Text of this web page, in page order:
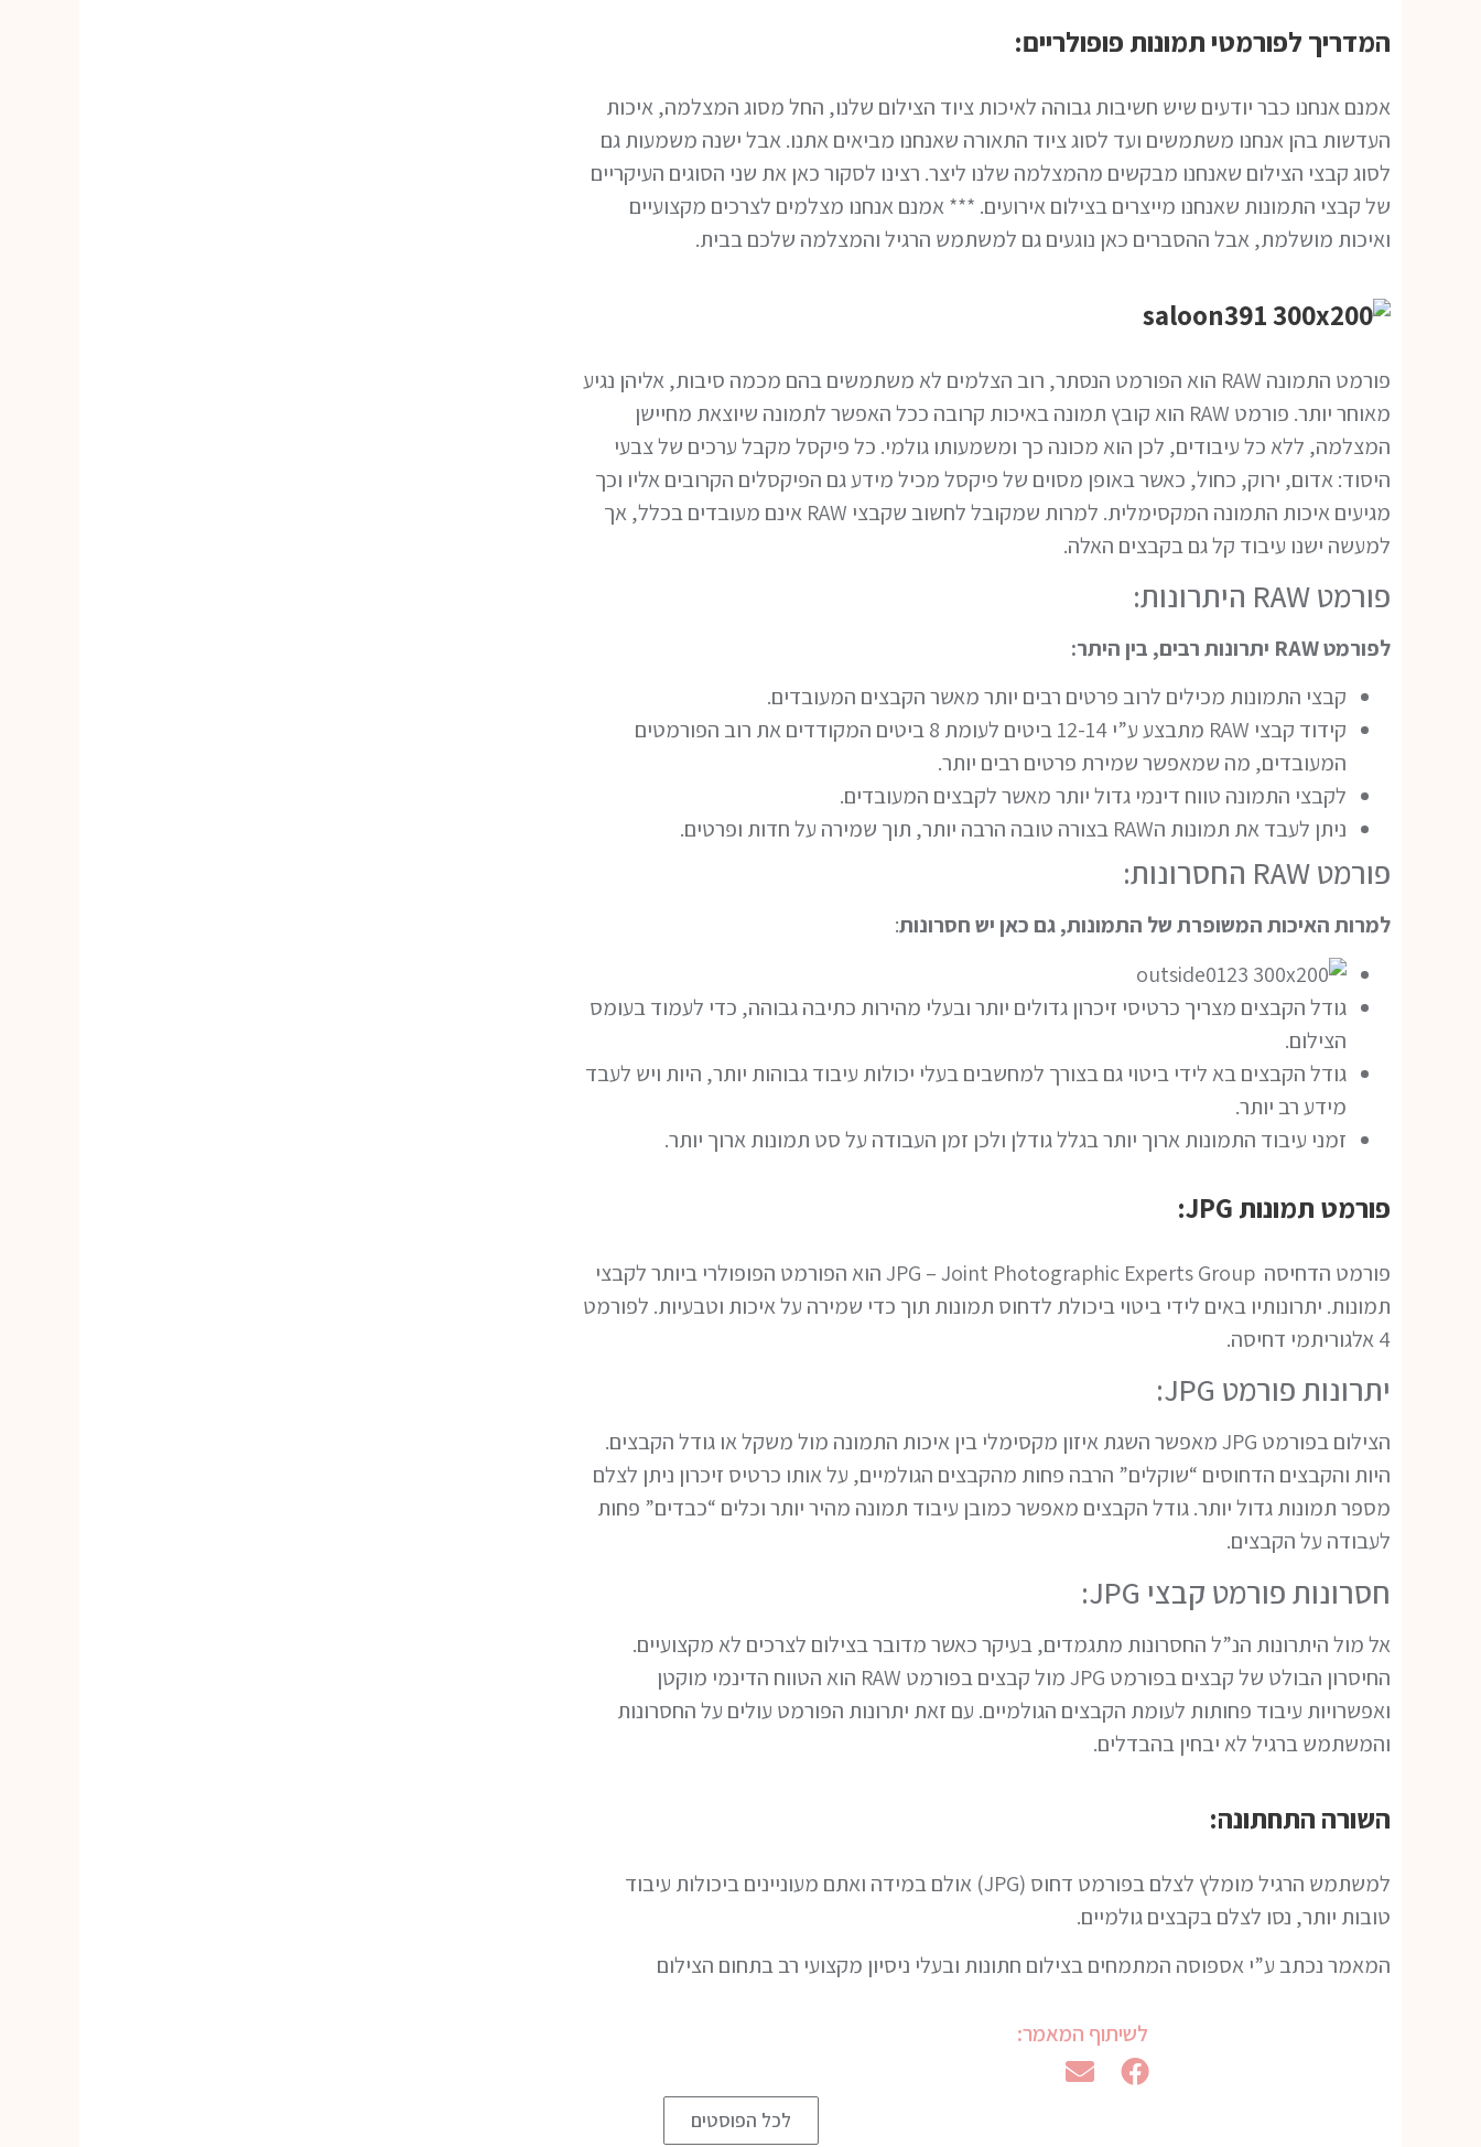
המדריך לפורמטי תמונות פופולריים:
אמנם אנחנו כבר יודעים שיש חשיבות גבוהה לאיכות ציוד הצילום שלנו, החל מסוג המצלמה, איכות
העדשות בהן אנחנו משתמשים ועד לסוג ציוד התאורה שאנחנו מביאים אתנו. אבל ישנה משמעות גם
לסוג קבצי הצילום שאנחנו מבקשים מהמצלמה שלנו ליצר. רצינו לסקור כאן את שני הסוגים העיקריים
של קבצי התמונות שאנחנו מייצרים בצילום אירועים. *** אמנם אנחנו מצלמים לצרכים מקצועיים
ואיכות מושלמת, אבל ההסברים כאן נוגעים גם למשתמש הרגיל והמצלמה שלכם בבית.
פורמט התמונה RAW הוא הפורמט הנסתר, רוב הצלמים לא משתמשים בהם מכמה סיבות, אליהן נגיע
מאוחר יותר. פורמט RAW הוא קובץ תמונה באיכות קרובה ככל האפשר לתמונה שיוצאת מחיישן
המצלמה, ללא כל עיבודים, לכן הוא מכונה כך ומשמעותו גולמי. כל פיקסל מקבל ערכים של צבעי
היסוד: אדום, ירוק, כחול, כאשר באופן מסוים של פיקסל מכיל מידע גם הפיקסלים הקרובים אליו וכך
מגיעים איכות התמונה המקסימלית. למרות שמקובל לחשוב שקבצי RAW אינם מעובדים בכלל, אך
למעשה ישנו עיבוד קל גם בקבצים האלה.
פורמט RAW היתרונות:
לפורמט RAW יתרונות רבים, בין היתר:
קבצי התמונות מכילים לרוב פרטים רבים יותר מאשר הקבצים המעובדים.
קידוד קבצי RAW מתבצע ע”י 12-14 ביטים לעומת 8 ביטים המקודדים את רוב הפורמטים
המעובדים, מה שמאפשר שמירת פרטים רבים יותר.
לקבצי התמונה טווח דינמי גדול יותר מאשר לקבצים המעובדים.
ניתן לעבד את תמונות הRAW בצורה טובה הרבה יותר, תוך שמירה על חדות ופרטים.
פורמט RAW החסרונות:
למרות האיכות המשופרת של התמונות, גם כאן יש חסרונות:
גודל הקבצים מצריך כרטיסי זיכרון גדולים יותר ובעלי מהירות כתיבה גבוהה, כדי לעמוד בעומס
הצילום.
גודל הקבצים בא לידי ביטוי גם בצורך למחשבים בעלי יכולות עיבוד גבוהות יותר, היות ויש לעבד
מידע רב יותר.
זמני עיבוד התמונות ארוך יותר בגלל גודלן ולכן זמן העבודה על סט תמונות ארוך יותר.
פורמט תמונות JPG:
פורמט הדחיסה JPG – Joint Photographic Experts Group הוא הפורמט הפופולרי ביותר לקבצי
תמונות. יתרונותיו באים לידי ביטוי ביכולת לדחוס תמונות תוך כדי שמירה על איכות וטבעיות. לפורמט
4 אלגוריתמי דחיסה.
יתרונות פורמט JPG:
הצילום בפורמט JPG מאפשר השגת איזון מקסימלי בין איכות התמונה מול משקל או גודל הקבצים.
היות והקבצים הדחוסים “שוקלים” הרבה פחות מהקבצים הגולמיים, על אותו כרטיס זיכרון ניתן לצלם
מספר תמונות גדול יותר. גודל הקבצים מאפשר כמובן עיבוד תמונה מהיר יותר וכלים “כבדים” פחות
לעבודה על הקבצים.
חסרונות פורמט קבצי JPG:
אל מול היתרונות הנ”ל החסרונות מתגמדים, בעיקר כאשר מדובר בצילום לצרכים לא מקצועיים.
החיסרון הבולט של קבצים בפורמט JPG מול קבצים בפורמט RAW הוא הטווח הדינמי מוקטן
ואפשרויות עיבוד פחותות לעומת הקבצים הגולמיים. עם זאת יתרונות הפורמט עולים על החסרונות
והמשתמש ברגיל לא יבחין בהבדלים.
השורה התחתונה:
למשתמש הרגיל מומלץ לצלם בפורמט דחוס (JPG) אולם במידה ואתם מעוניינים ביכולות עיבוד
טובות יותר, נסו לצלם בקבצים גולמיים.
המאמר נכתב ע”י אספוסה המתמחים בצילום חתונות ובעלי ניסיון מקצועי רב בתחום הצילום
לשיתוף המאמר:
לכל הפוסטים